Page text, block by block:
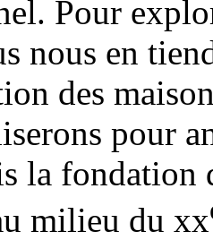
Pour
nous en
des
pour
la fondation
milieu du xx